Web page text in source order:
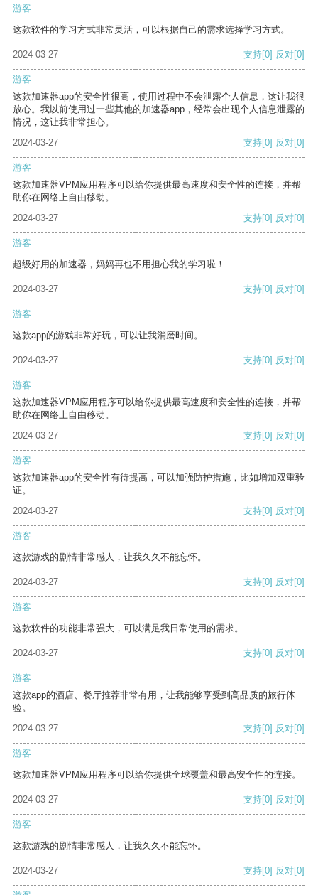
游客
这款软件的学习方式非常灵活，可以根据自己的需求选择学习方式。
2024-03-27 支持[0] 反对[0]
游客
这款加速器app的安全性很高，使用过程中不会泄露个人信息，这让我很
放心。我以前使用过一些其他的加速器app，经常会出现个人信息泄露的
情况，这让我非常担心。
2024-03-27
支持[0] 反对[0]
游客
这款加速器VPM应用程序可以给你提供最高速度和安全性的连接，并帮
助你在网络上自由移动。
2024-03-27
支持[0] 反对[0]
游客
超级好用的加速器，妈妈再也不用担心我的学习啦！
2024-03-27 支持[0] 反对[0]
游客
这款app的游戏非常好玩，可以让我消磨时间。
2024-03-27 支持[0] 反对[0]
游客
这款加速器VPM应用程序可以给你提供最高速度和安全性的连接，并帮
助你在网络上自由移动。
2024-03-27
支持[0] 反对[0]
游客
这款加速器app的安全性有待提高，可以加强防护措施，比如增加双重验
证。
2024-03-27
支持[0] 反对[0]
游客
这款游戏的剧情非常感人，让我久久不能忘怀。
2024-03-27 支持[0] 反对[0]
游客
这款软件的功能非常强大，可以满足我日常使用的需求。
2024-03-27 支持[0] 反对[0]
游客
这款app的酒店、餐厅推荐非常有用，让我能够享受到高品质的旅行体
验。
2024-03-27
支持[0] 反对[0]
游客
这款加速器VPM应用程序可以给你提供全球覆盖和最高安全性的连接。
2024-03-27 支持[0] 反对[0]
游客
这款游戏的剧情非常感人，让我久久不能忘怀。
2024-03-27 支持[0] 反对[0]